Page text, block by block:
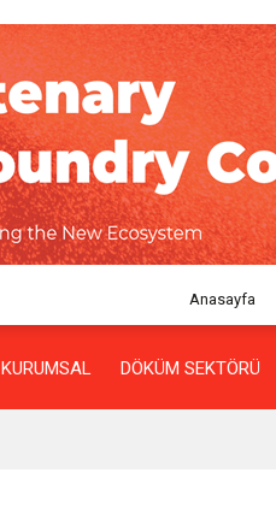
Anasayfa
KURUMSAL DÖKÜM SEKTÖRÜ